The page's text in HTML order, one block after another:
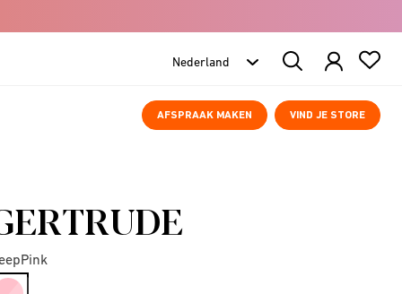
Search
Products
AFSPRAAK MAKEN VIND JE STORE